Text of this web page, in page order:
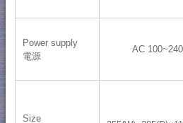
Power supply
電源
AC
Size